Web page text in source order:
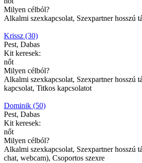
Milyen célból?
Alkalmi szexkapcsolat, Szexpartner hosszú
Krissz (30)
Pest, Dabas
Kit keresek:
nőt
Milyen célból?
Alkalmi szexkapcsolat, Szexpartner hosszú
kapcsolat, Titkos kapcsolatot
Dominik (50)
Pest, Dabas
Kit keresek:
nőt
Milyen célból?
Alkalmi szexkapcsolat, Szexpartner hosszú
chat, webcam), Csoportos szexre